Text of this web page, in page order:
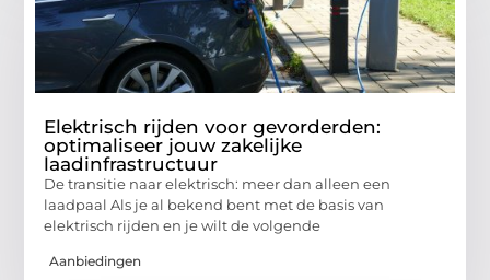
Elektrisch rijden voor gevorderden:
optimaliseer jouw zakelijke
laadinfrastructuur
De transitie naar elektrisch: meer dan alleen een
laadpaal Als je al bekend bent met de basis van
elektrisch rijden en je wilt de volgende
Aanbiedingen